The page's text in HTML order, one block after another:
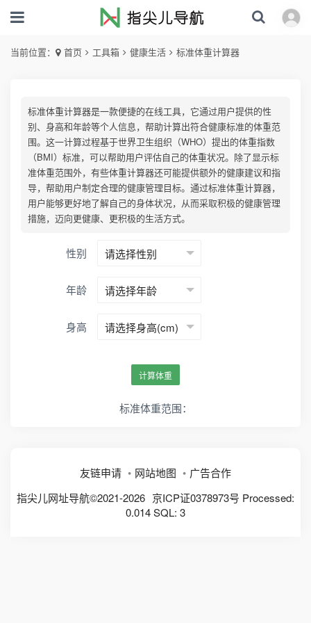
当前位置： 首页 工具箱 健康生活 标准体重计算器
标准体重计算器是一款便捷的在线工具，它通过用户提供的性
别、身高和年龄等个人信息，帮助计算出符合健康标准的体重范
围。这一计算过程基于世界卫生组织（WHO）提出的体重指数
（BMI）标准，可以帮助用户评估自己的体重状况。除了显示标
准体重范围外，有些体重计算器还可能提供额外的健康建议和指
导，帮助用户制定合理的健康管理目标。通过标准体重计算器，
用户能够更好地了解自己的身体状况，从而采取积极的健康管理
措施，迈向更健康、更积极的生活方式。
性别
年龄
身高
计算体重
标准体重范围：
友链申请 网站地图
广告合作
指尖儿网址导航©2021-2026 京ICP证0378973号 Processed:
0.014 SQL: 3